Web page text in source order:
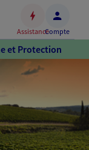
AssistanceCompte
et Protection